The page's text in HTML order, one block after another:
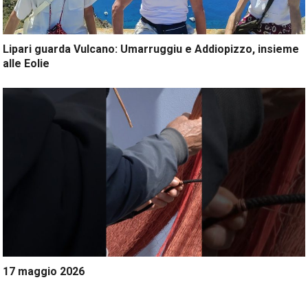
Lipari guarda Vulcano: Umarruggiu e Addiopizzo, insieme
alle Eolie
17 maggio 2026